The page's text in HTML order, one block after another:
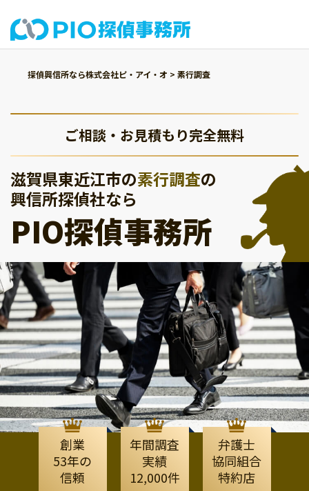
探偵興信所なら株式会社ピ・アイ・オ > 素行調査
ご相談・お見積もり完全無料
滋賀県東近江市の素行調査の
興信所探偵社なら
PIO探偵事務所
創業
53年の
信頼
年間調査
実績
12,000件
弁護士
協同組合
特約店